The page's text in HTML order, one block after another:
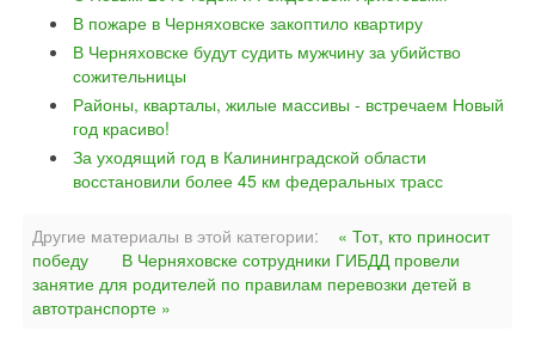
В пожаре в Черняховске закоптило квартиру
В Черняховске будут судить мужчину за убийство
сожительницы
Районы, кварталы, жилые массивы - встречаем Новый
год красиво!
За уходящий год в Калининградской области
восстановили более 45 км федеральных трасс
Другие материалы в этой категории:
« Тот, кто приносит
победу
В Черняховске сотрудники ГИБДД провели
занятие для родителей по правилам перевозки детей в
автотранспорте »